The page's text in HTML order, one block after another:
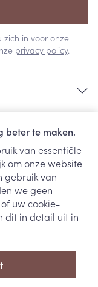
beter te maken.
van essentiële
om onze website
gebruik van
we geen
uw cookie-
dit in detail uit in
zich in voor onze
privacy policy.